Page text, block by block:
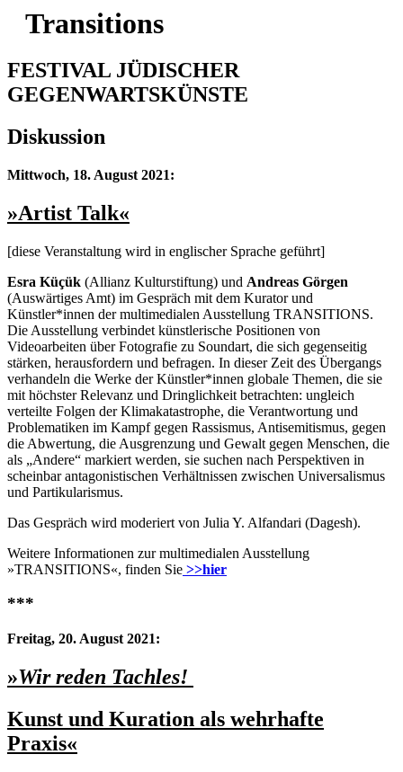
Transitions
FESTIVAL JÜDISCHER
GEGENWARTSKÜNSTE
Diskussion
Mittwoch, 18. August 2021:
»Artist Talk«
[diese Veranstaltung wird in englischer Sprache geführt]
Esra Küçük (Allianz Kulturstiftung) und Andreas Görgen
(Auswärtiges Amt) im Gespräch mit dem Kurator und
Künstler*innen der multimedialen Ausstellung TRANSITIONS.
Die Ausstellung verbindet künstlerische Positionen von
Videoarbeiten über Fotografie zu Soundart, die sich gegenseitig
stärken, herausfordern und befragen. In dieser Zeit des Übergangs
verhandeln die Werke der Künstler*innen globale Themen, die sie
mit höchster Relevanz und Dringlichkeit betrachten: ungleich
verteilte Folgen der Klimakatastrophe, die Verantwortung und
Problematiken im Kampf gegen Rassismus, Antisemitismus, gegen
die Abwertung, die Ausgrenzung und Gewalt gegen Menschen, die
als „Andere“ markiert werden, sie suchen nach Perspektiven in
scheinbar antagonistischen Verhältnissen zwischen Universalismus
und Partikularismus.
Das Gespräch wird moderiert von Julia Y. Alfandari (Dagesh).
Weitere Informationen zur multimedialen Ausstellung
»TRANSITIONS«, finden Sie >>hier
***
Freitag, 20. August 2021:
»Wir reden Tachles!
Kunst und Kuration als wehrhafte
Praxis«